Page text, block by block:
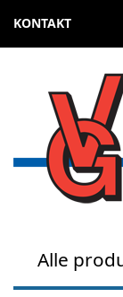
KONTAKT
Alle